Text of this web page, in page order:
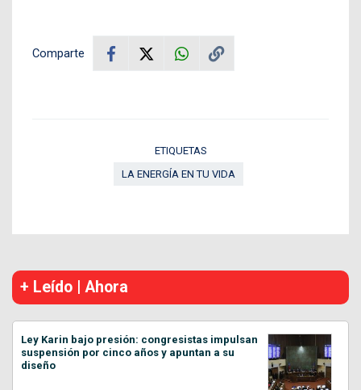
Comparte
ETIQUETAS
LA ENERGÍA EN TU VIDA
+ Leído | Ahora
Ley Karin bajo presión: congresistas impulsan
suspensión por cinco años y apuntan a su
diseño